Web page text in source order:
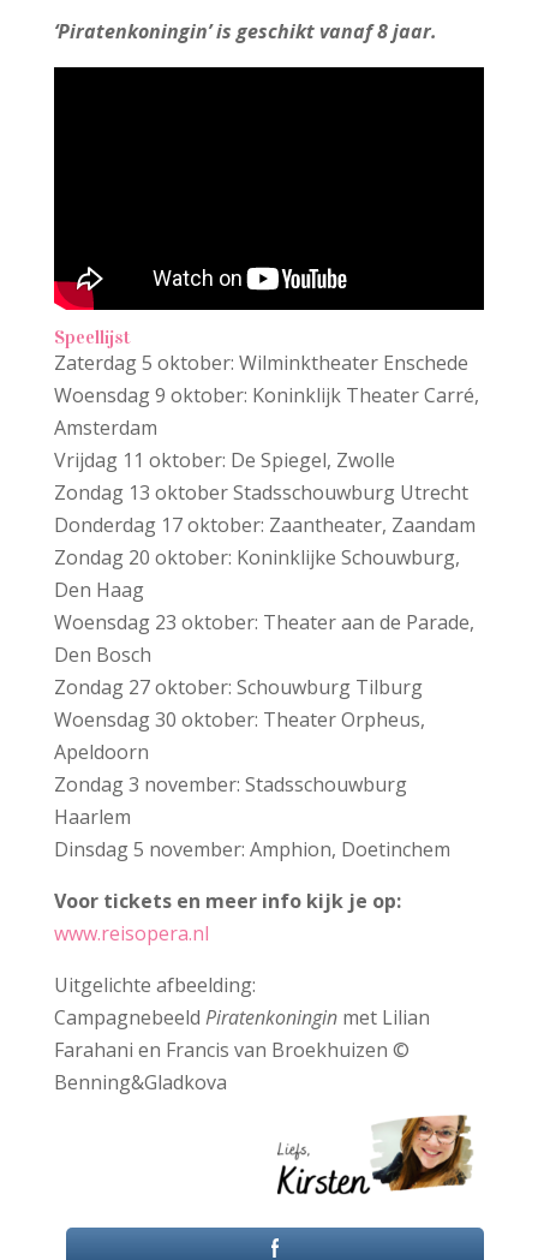
‘Piratenkoningin’ is geschikt vanaf 8 jaar.
Speellijst
Zaterdag 5 oktober: Wilminktheater Enschede
Woensdag 9 oktober: Koninklijk Theater Carré,
Amsterdam
Vrijdag 11 oktober: De Spiegel, Zwolle
Zondag 13 oktober Stadsschouwburg Utrecht
Donderdag 17 oktober: Zaantheater, Zaandam
Zondag 20 oktober: Koninklijke Schouwburg,
Den Haag
Woensdag 23 oktober: Theater aan de Parade,
Den Bosch
Zondag 27 oktober: Schouwburg Tilburg
Woensdag 30 oktober: Theater Orpheus,
Apeldoorn
Zondag 3 november: Stadsschouwburg
Haarlem
Dinsdag 5 november: Amphion, Doetinchem
Voor tickets en meer info kijk je op:
www.reisopera.nl
Uitgelichte afbeelding:
Campagnebeeld Piratenkoningin met Lilian
Farahani en Francis van Broekhuizen ©
Benning&Gladkova